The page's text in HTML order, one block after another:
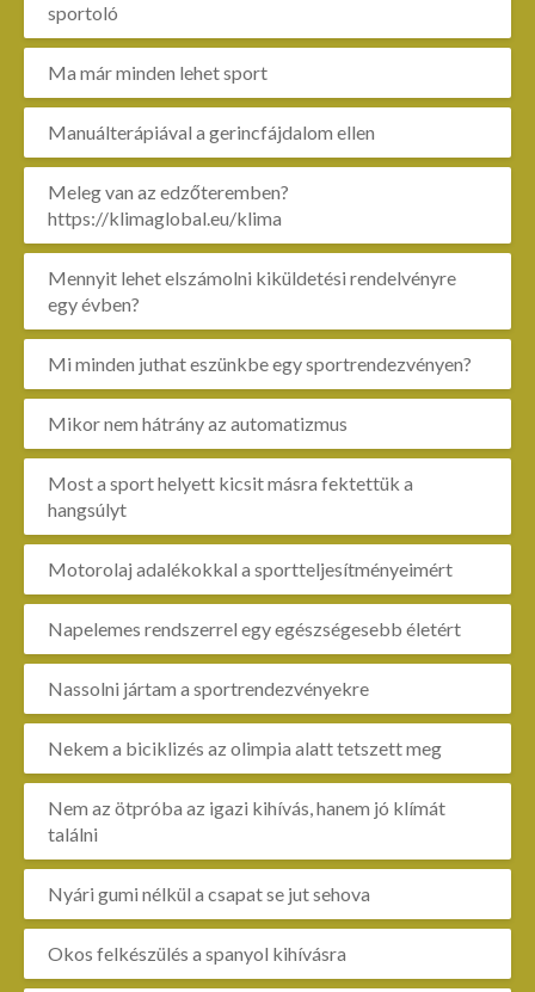
sportoló
Ma már minden lehet sport
Manuálterápiával a gerincfájdalom ellen
Meleg van az edzőteremben?
https://klimaglobal.eu/klima
Mennyit lehet elszámolni kiküldetési rendelvényre
egy évben?
Mi minden juthat eszünkbe egy sportrendezvényen?
Mikor nem hátrány az automatizmus
Most a sport helyett kicsit másra fektettük a
hangsúlyt
Motorolaj adalékokkal a sportteljesítményeimért
Napelemes rendszerrel egy egészségesebb életért
Nassolni jártam a sportrendezvényekre
Nekem a biciklizés az olimpia alatt tetszett meg
Nem az ötpróba az igazi kihívás, hanem jó klímát
találni
Nyári gumi nélkül a csapat se jut sehova
Okos felkészülés a spanyol kihívásra